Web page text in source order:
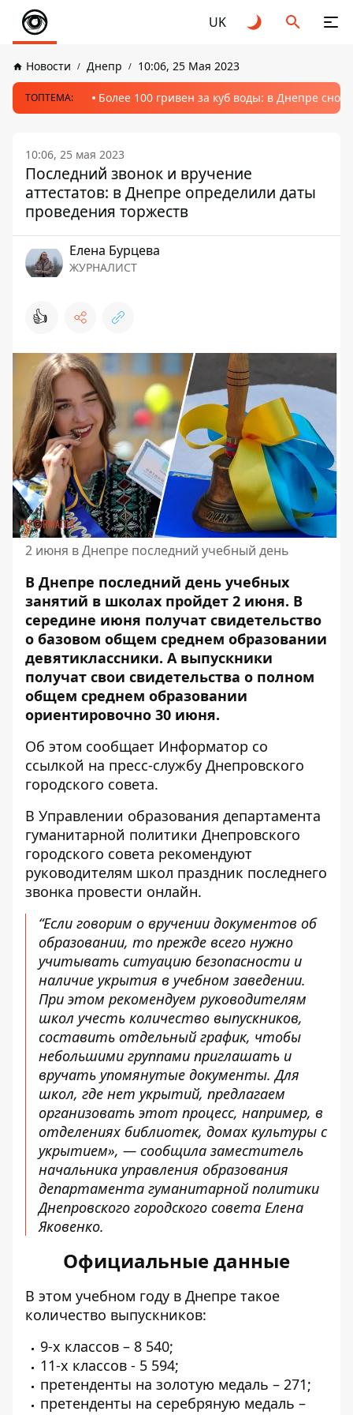
UK
Новости Днепр 10:06, 25 Мая 2023
ТОПТЕМА: Более 100 гривен за куб воды: в Днепре
10:06, 25 мая 2023
Последний звонок и вручение
аттестатов: в Днепре определили даты
проведения торжеств
Елена Бурцева
ЖУРНАЛИСТ
👍
2 июня в Днепре последний учебный день
В Днепре последний день учебных
занятий в школах пройдет 2 июня. В
середине июня получат свидетельство
о базовом общем среднем образовании
девятиклассники. А выпускники
получат свои свидетельства о полном
общем среднем образовании
ориентировочно 30 июня.
Об этом сообщает Информатор со
ссылкой на пресс-службу Днепровского
городского совета.
В Управлении образования департамента
гуманитарной политики Днепровского
городского совета рекомендуют
руководителям школ праздник последнего
звонка провести онлайн.
“Если говорим о вручении документов об
образовании, то прежде всего нужно
учитывать ситуацию безопасности и
наличие укрытия в учебном заведении.
При этом рекомендуем руководителям
школ учесть количество выпускников,
составить отдельный график, чтобы
небольшими группами приглашать и
вручать упомянутые документы. Для
школ, где нет укрытий, предлагаем
организовать этот процесс, например, в
отделениях библиотек, домах культуры с
укрытием», — сообщила заместитель
начальника управления образования
департамента гуманитарной политики
Днепровского городского совета Елена
Яковенко.
Официальные данные
В этом учебном году в Днепре такое
количество выпускников:
9-х классов – 8 540;
11-х классов - 5 594;
претенденты на золотую медаль – 271;
претенденты на серебряную медаль –